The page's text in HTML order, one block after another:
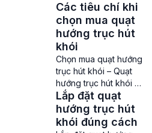
không thể thiếu trong
các nhà xưởng, đặc
biệt là ở những khu
vực có nguy cơ cháy
nổ cao chứa các vật
liệu dễ cháy như
xăng, dầu, khí gas ,…
Vai trò quan trọng
của quạt chống cháy
nổ […]
Các tiêu chí khi
chọn mua quạt
hướng trục hút
khói
Chọn mua quạt hướng
trục hút khói – Quạt
hướng trục hút khói là
vật dụng được sử
dụng vào hầu hết các
hệ thống làm mát, lưu
thông không khí, hút
Lắp đặt quạt
hướng trục hút
khói đúng cách